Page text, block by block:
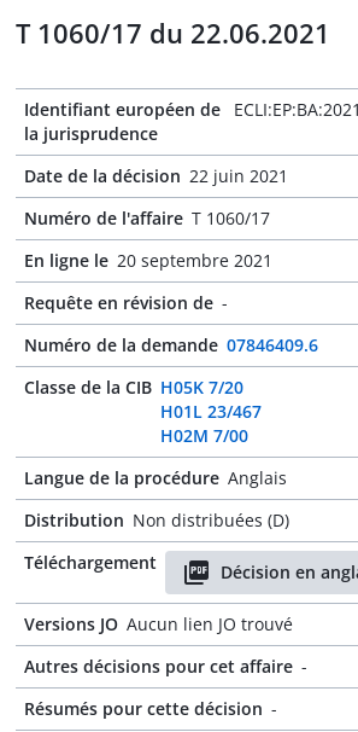
T 1060/17 du 22.06.2021
Identifiant européen de
la jurisprudence
Date de la décision 22 juin 2021
Numéro de l'affaire T 1060/17
En ligne le 20 septembre 2021
Requête en révision de -
Numéro de la demande 07846409.6
Classe de la CIB H05K 7/20
H01L 23/467
H02M 7/00
Langue de la procédure Anglais
Distribution Non distribuées (D)
Téléchargement
Décision en
Versions JO Aucun lien JO trouvé
Autres décisions pour cet affaire -
Résumés pour cette décision -